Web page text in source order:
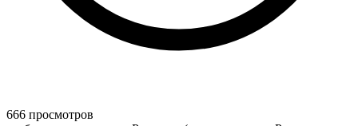
666 просмотров